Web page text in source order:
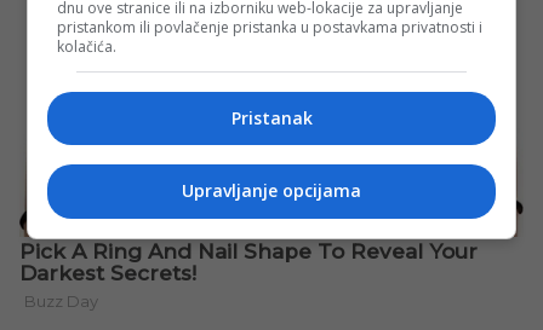
dnu ove stranice ili na izborniku web-lokacije za upravljanje
pristankom ili povlačenje pristanka u postavkama privatnosti i
kolačića.
Pristanak
Upravljanje opcijama